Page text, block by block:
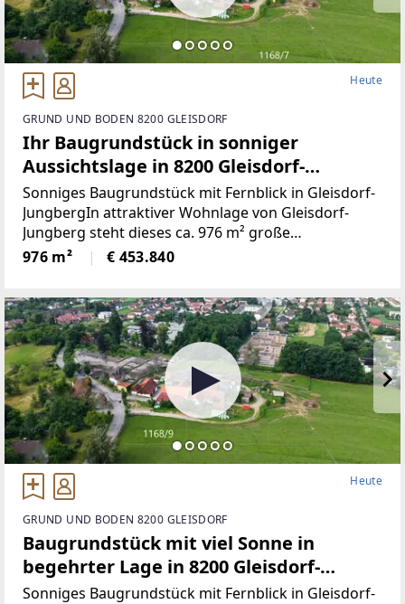
Heute
GRUND UND BODEN 8200 GLEISDORF
Ihr Baugrundstück in sonniger
Aussichtslage in 8200 Gleisdorf-
Jungberg!
Sonniges Baugrundstück mit Fernblick in Gleisdorf-
JungbergIn attraktiver Wohnlage von Gleisdorf-
Jungberg steht dieses ca. 976 m² große
Baugrundstück zum Verkauf. Die Süd-West-
Ausrichtung, der schöne Fernblick sowie der Blick
976 m² € 453.840
Heute
GRUND UND BODEN 8200 GLEISDORF
Baugrundstück mit viel Sonne in
begehrter Lage in 8200 Gleisdorf-
Jungberg!
Sonniges Baugrundstück mit Fernblick in Gleisdorf-